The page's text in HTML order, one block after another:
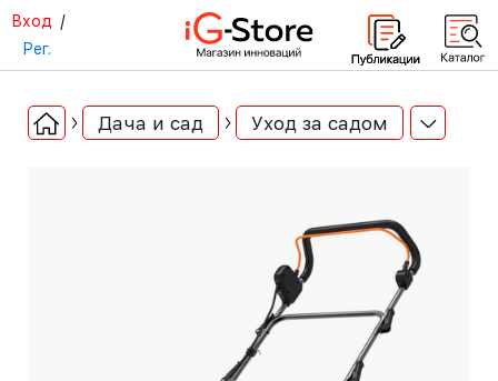
Вход /
Рег.
Дача и сад Уход за садом